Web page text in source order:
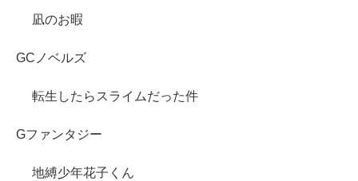
凪のお暇
GCノベルズ
転生したらスライムだった件
Gファンタジー
地縛少年花子くん